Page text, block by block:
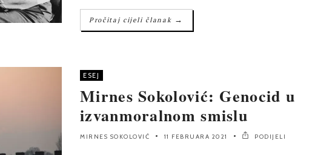
Pročitaj cijeli članak →
ESEJ
Mirnes Sokolović: Genocid u
izvanmoralnom smislu
MIRNES SOKOLOVIĆ 11 FEBRUARA 2021 PODIJELI